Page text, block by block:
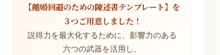
【離婚回避のための陳述書テンプレート】を
３つご用意しました！
説得力を最大化するために、影響力のある
六つの武器を活用し、